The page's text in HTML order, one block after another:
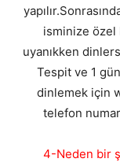
isminize özel
uyanıkken
Tespit ve 1
dinlemek için
telefon
4-Neden bir